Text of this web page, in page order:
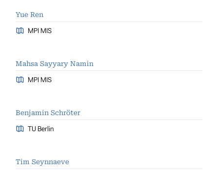
Yue Ren
MPI MIS
Mahsa Sayyary Namin
MPI MIS
Benjamin Schröter
TU Berlin
Tim Seynnaeve